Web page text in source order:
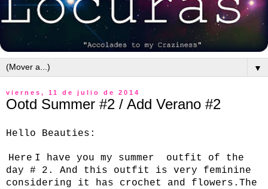
▼
viernes, 11 de julio de 2014
Ootd Summer #2 / Add Verano #2
Hello Beauties:
Here I have you my summer outfit of the
day # 2. And this outfit is very feminine
considering it has crochet and flowers.The